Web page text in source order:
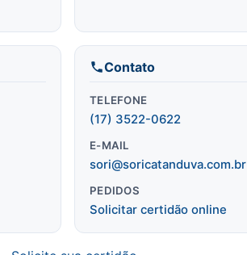
Contato
TELEFONE
(17) 3522-0622
E-MAIL
sori@soricatanduva.com.br
PEDIDOS
Solicitar certidão online